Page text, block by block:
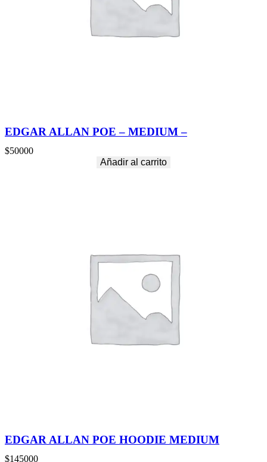
EDGAR ALLAN POE – MEDIUM –
$50000
Añadir al carrito
EDGAR ALLAN POE HOODIE MEDIUM
$145000